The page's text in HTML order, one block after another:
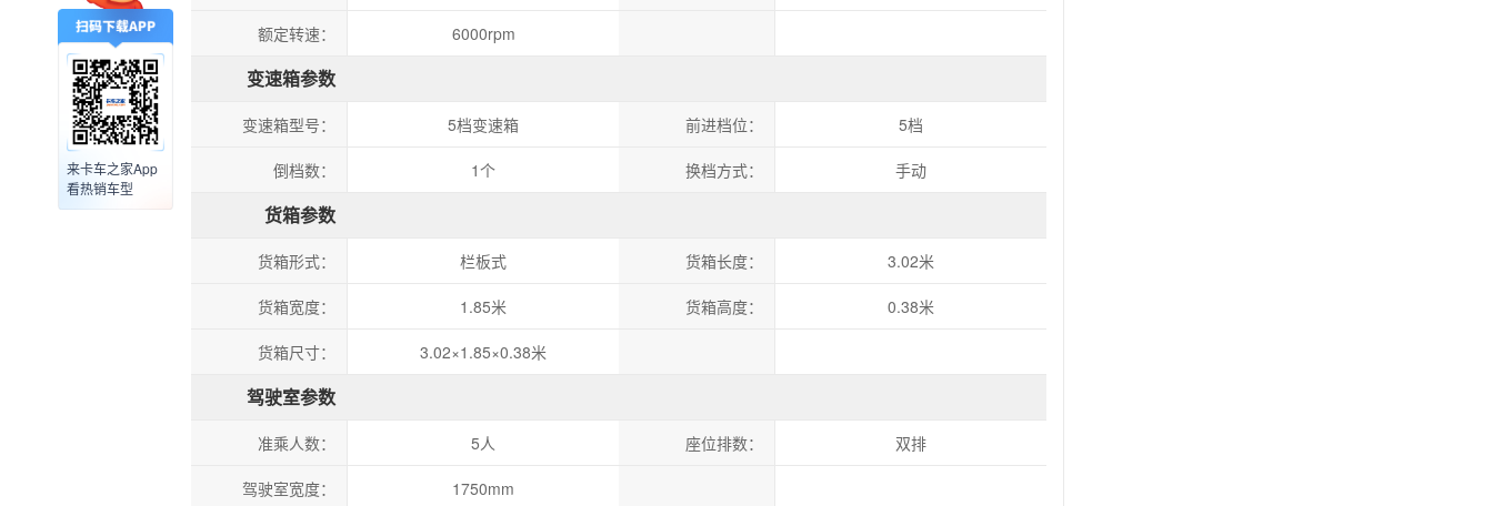
来卡车之家App
看热销车型
额定转速： 6000rpm
变速箱参数
变速箱型号： 5档变速箱 前进档位： 5档
倒档数： 1个 换档方式： 手动
货箱参数
货箱形式： 栏板式 货箱长度： 3.02米
货箱宽度： 1.85米 货箱高度： 0.38米
货箱尺寸： 3.02×1.85×0.38米
驾驶室参数
准乘人数： 5人 座位排数： 双排
驾驶室宽度： 1750mm